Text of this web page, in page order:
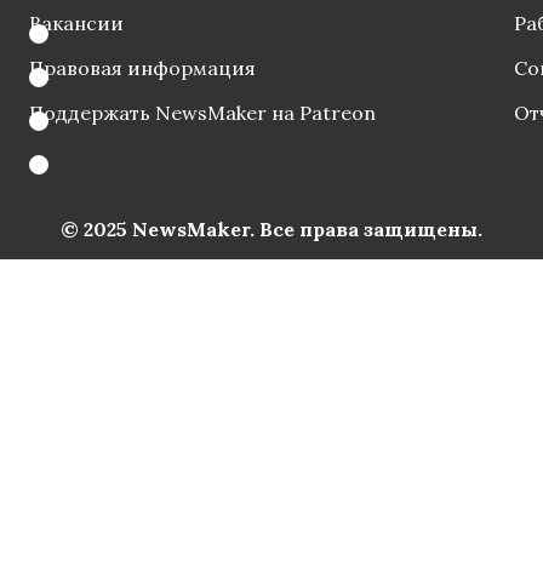
Вакансии
Правовая информация
Поддержать NewsMaker на Patreon
© 2025 NewsMaker. Все права защищены.